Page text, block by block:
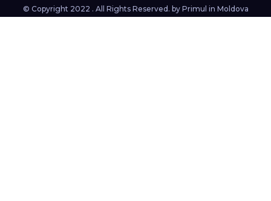
© Copyright 2022 . All Rights Reserved. by Primul in Moldova